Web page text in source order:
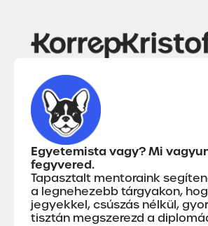
Egyetemista vagy? Mi
fegyvered.
Tapasztalt mentoraink
a legnehezebb tárgyakon,
jegyekkel, csúszás nélkül,
tisztán megszerezd a